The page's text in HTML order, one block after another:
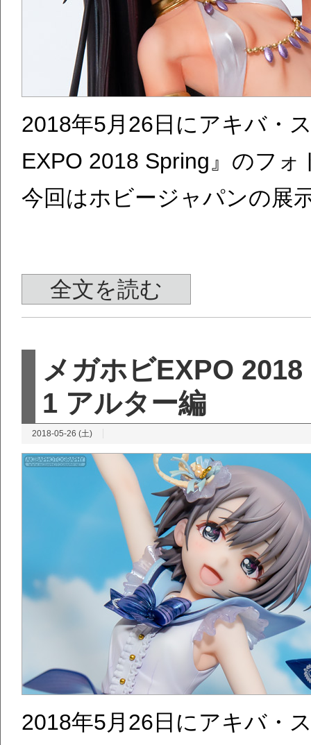
2018年5月26日にアキバ・
EXPO 2018 Spring』のフ
今回はホビージャパンの展
全文を読む
メガホビEXPO
1 アルター編
2018-05-26 (土)
2018年5月26日にアキバ・